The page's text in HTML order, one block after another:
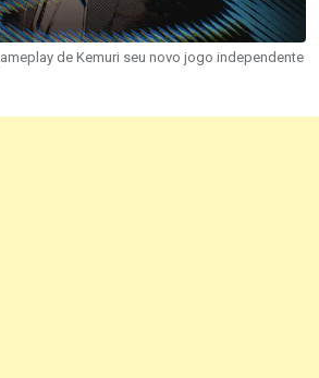
de Kemuri seu novo jogo independente